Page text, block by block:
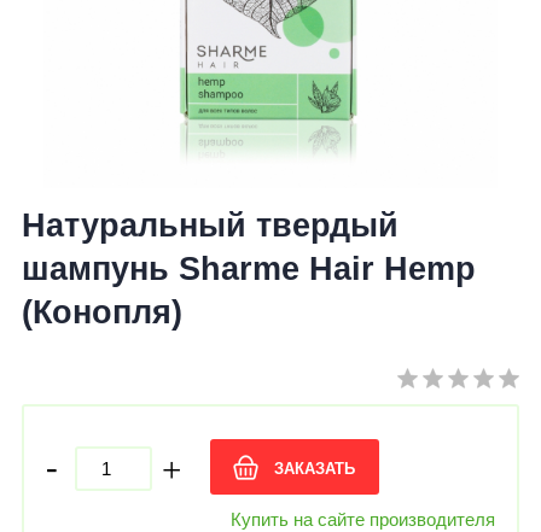
Натуральный твердый
шампунь Sharme Hair Hemp
(Конопля)
- + ЗАКАЗАТЬ
Купить на сайте производителя